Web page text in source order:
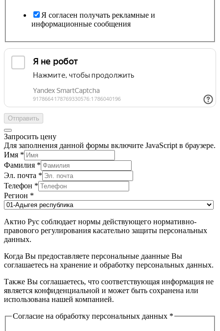
Я согласен получать рекламные и
информационные сообщения
Отправить
Запросить цену
Для заполнения данной формы включите JavaScript в браузере.
Имя *
Фамилия *
Эл. почта *
Телефон *
Регион *
Актио Рус соблюдает нормы действующего нормативно-
правового регулирования касательно защиты персональных
данных.
Когда Вы предоставляете персональные даанные Вы
соглашаетесь на хранение и обработку персональных данных.
Также Вы соглашаетесь, что соответствующая информация не
является конфиденциальной и может быть сохранена или
использована нашей компанией.
Согласие на обработку персональных данных *